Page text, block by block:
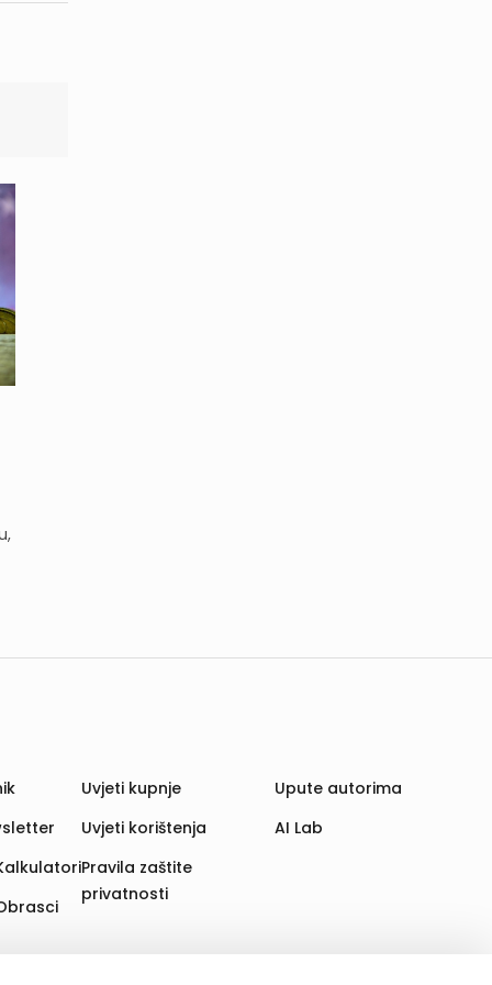
Uvjeti kupnje
Uvjeti korištenja
Pravila zaštite
privatnosti
Upute autorima
AI Lab